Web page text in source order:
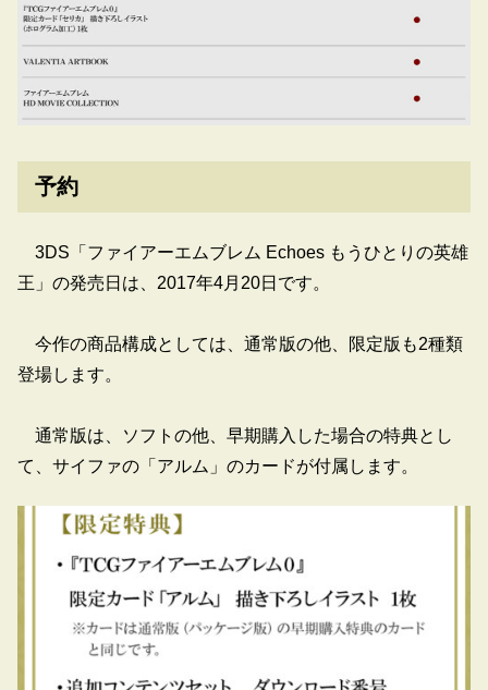
予約
3DS「ファイアーエムブレム Echoes もうひとりの英雄
王」の発売日は、2017年4月20日です。
今作の商品構成としては、通常版の他、限定版も2種類
登場します。
通常版は、ソフトの他、早期購入した場合の特典とし
て、サイファの「アルム」のカードが付属します。